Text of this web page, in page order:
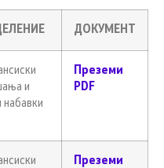
ДОКУМЕНТ
и
набавки
Преземи
PDF
Преземи